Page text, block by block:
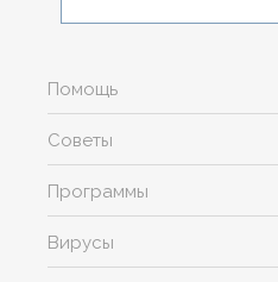
Помощь
Советы
Программы
Вирусы